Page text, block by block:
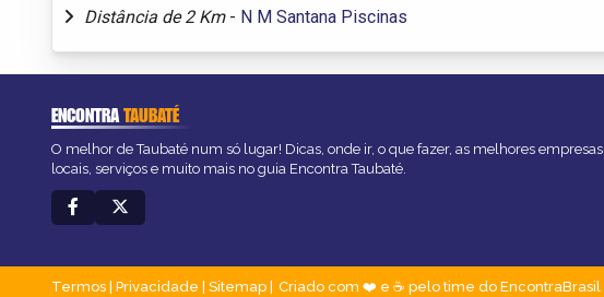
Distância de 2 Km - N M Santana Piscinas
ENCONTRATAUBATÉ
O melhor de Taubaté num só lugar! Dicas, onde ir, o que fazer, as melhores empresas,
locais, serviços e muito mais no guia Encontra Taubaté.
Termos Privacidade Sitemap Criado com ❤️ e ☕ pelo time do EncontraBrasil